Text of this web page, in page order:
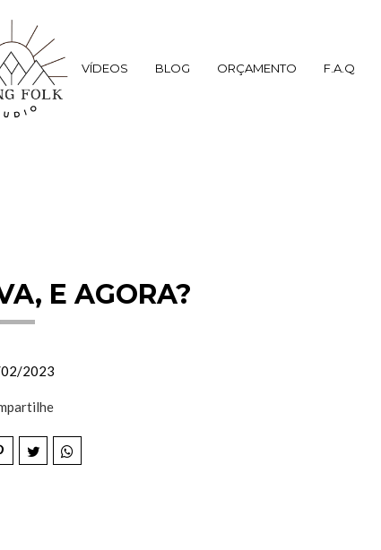
VÍDEOS BLOG ORÇAMENTO F.A.Q
E AGORA?
2023